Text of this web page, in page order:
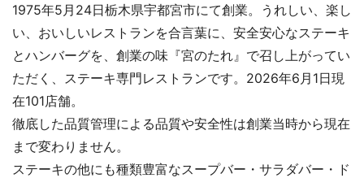
1975年5月24日栃木県宇都宮市にて創業。うれしい、楽し
い、おいしいレストランを合言葉に、安全安心なステーキ
とハンバーグを、創業の味『宮のたれ』で召し上がってい
ただく、ステーキ専門レストランです。2026年6月1日現
在101店舗。
徹底した品質管理による品質や安全性は創業当時から現在
まで変わりません。
ステーキの他にも種類豊富なスープバー・サラダバー・ド